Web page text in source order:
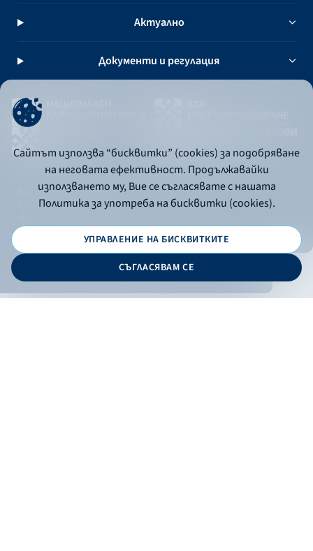
Актуално
Документи и регулация
Политика за употреба на бисквитки
Политика за поверителност
© 2026 - Българска банка за развитие
Сайтът използва “бисквитки” (cookies) за подобряване
на неговата ефективност. Продължавайки
използването му, Вие се съгласявате с нашата
Политика за употреба на бисквитки (cookies).
УПРАВЛЕНИЕ НА БИСКВИТКИТЕ
СЪГЛАСЯВАМ СЕ